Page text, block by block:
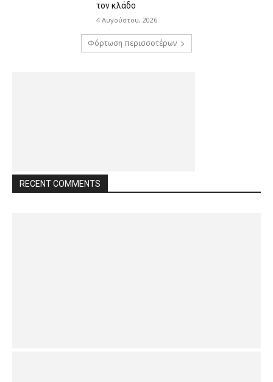
τον κλάδο
4 Αυγούστου, 2026
Φόρτωση περισσοτέρων
RECENT COMMENTS